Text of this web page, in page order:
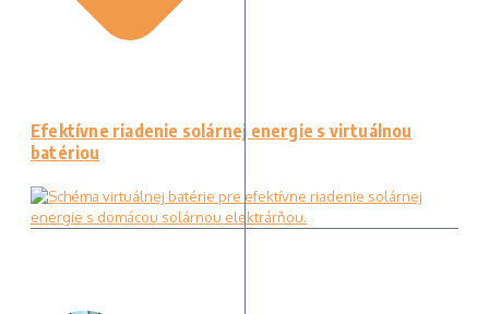
Efektívne riadenie solárnej energie s virtuálnou
batériou